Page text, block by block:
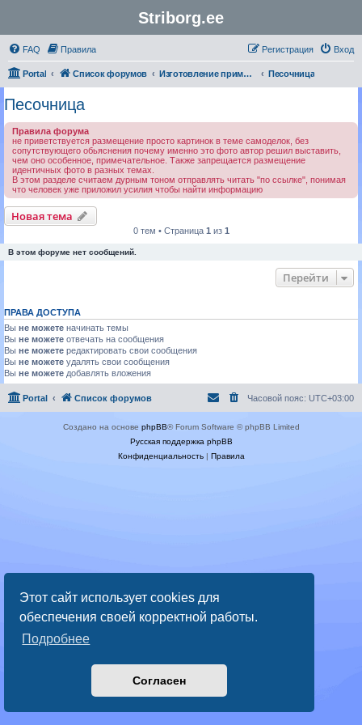
Этот сайт использует cookies для
обеспечения своей корректной работы.
Подробнее
Согласен
Striborg.ee
FAQ Правила Вход
Регистрация
Portal Список форумов Изготовление приманок своими руками | Авторские работы Песочница
Песочница
Правила форума
не приветствуется размещение просто картинок в теме самоделок, без
сопутствующего обьяснения почему именно это фото автор решил выставить,
чем оно особенное, примечательное. Также запрещается размещение
идентичных фото в разных темах.
В этом разделе считаем дурным тоном отправлять читать "по ссылке", понимая
что человек уже приложил усилия чтобы найти информацию
Новая тема
0 тем • Страница 1 из 1
В этом форуме нет сообщений.
Перейти
ПРАВА ДОСТУПА
Вы не можете начинать темы
Вы не можете отвечать на сообщения
Вы не можете редактировать свои сообщения
Вы не можете удалять свои сообщения
Вы не можете добавлять вложения
Portal Список форумов Часовой пояс: UTC+03:00
Создано на основе phpBB® Forum Software © phpBB Limited
Русская поддержка phpBB
Конфиденциальность| Правила